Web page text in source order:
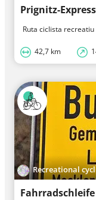
Prignitz-
Ruta ciclista recreatiu
42,7 km
Recreational